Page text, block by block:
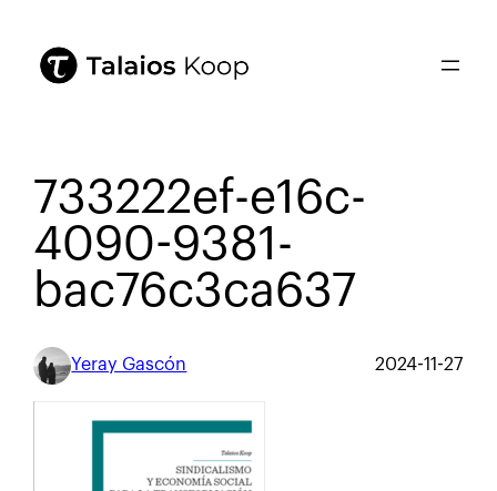
733222ef-e16c-
4090-9381-
bac76c3ca637
Yeray Gascón 2024-11-27